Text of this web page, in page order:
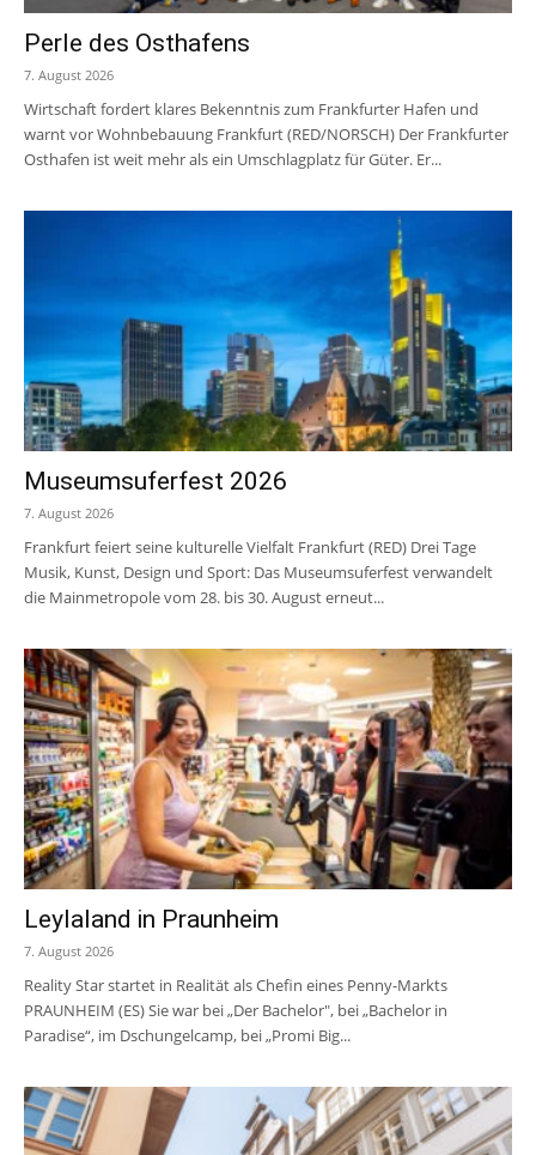
Perle des Osthafens
7. August 2026
Wirtschaft fordert klares Bekenntnis zum Frankfurter Hafen und
warnt vor Wohnbebauung Frankfurt (RED/NORSCH) Der Frankfurter
Osthafen ist weit mehr als ein Umschlagplatz für Güter. Er...
Museumsuferfest 2026
7. August 2026
Frankfurt feiert seine kulturelle Vielfalt Frankfurt (RED) Drei Tage
Musik, Kunst, Design und Sport: Das Museumsuferfest verwandelt
die Mainmetropole vom 28. bis 30. August erneut...
Leylaland in Praunheim
7. August 2026
Reality Star startet in Realität als Chefin eines Penny-Markts
PRAUNHEIM (ES) Sie war bei „Der Bachelor", bei „Bachelor in
Paradise“, im Dschungelcamp, bei „Promi Big...